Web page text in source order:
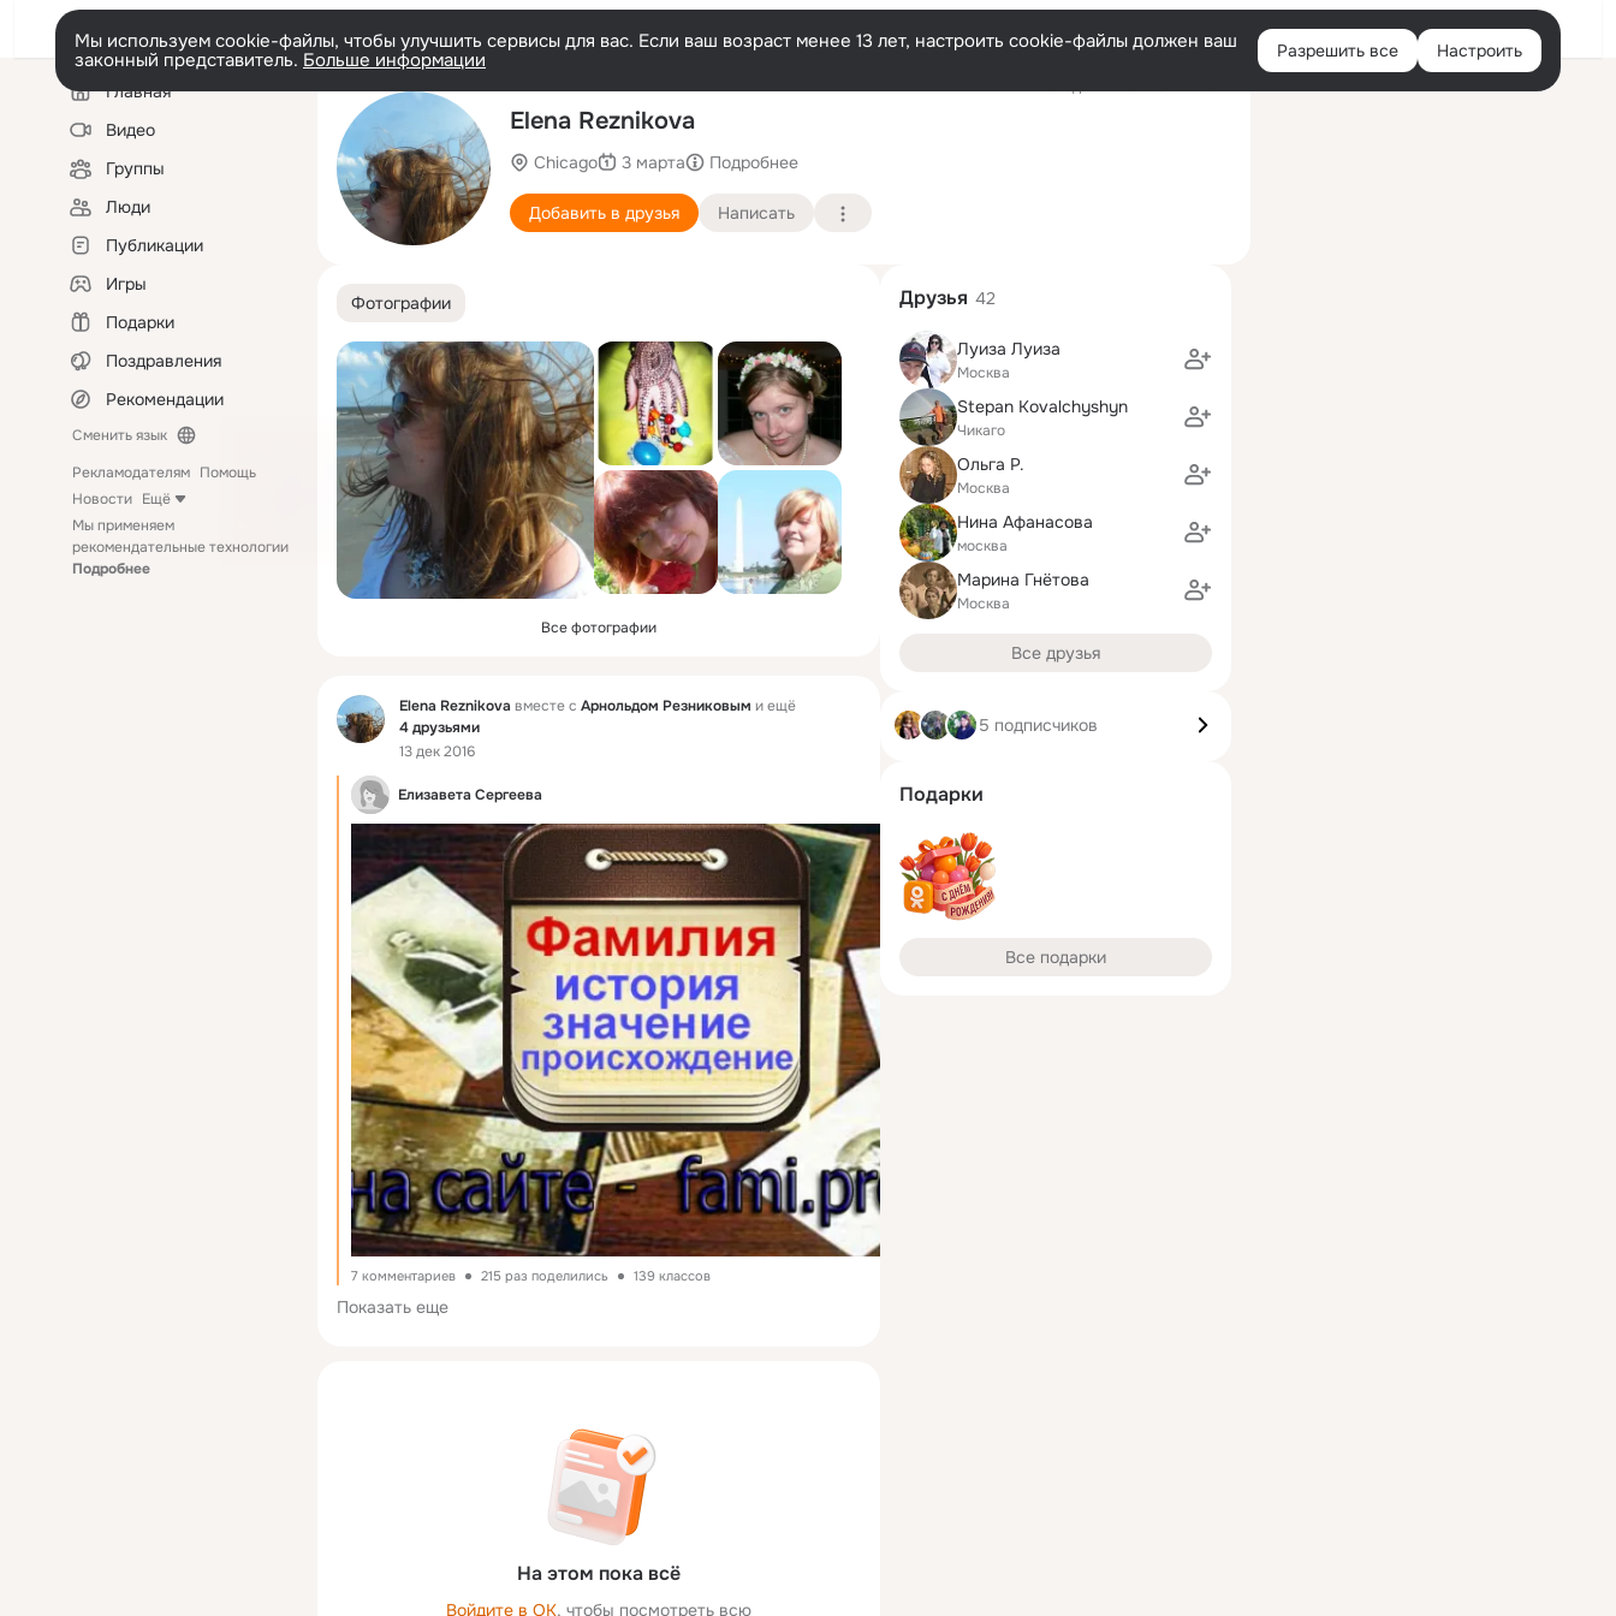
Войти
Мы используем cookie-файлы, чтобы улучшить сервисы для вас. Если ваш возраст менее 13 лет, настроить cookie-файлы должен ваш
законный представитель. Больше информации Разрешить все Настроить
Левая
колонкаГлавная
Видео
Группы
Люди
Публикации
Игры
Подарки
Поздравления
Рекомендации
Сменить язык
Рекламодателям Помощь
Новости Ещё
Мы применяем
рекомендательные технологии
Подробнее
Elena Reznikova
Chicago 3 марта Подробнее
Добавить в друзья Написать
Фотографии
Все фотографии
Фид Elena Reznikova вместе с Арнольдом Резниковым и ещё
4 друзьями
13 дек 2016
Елизавета Сергеева
7 комментариев 215 раз поделились 139 классов
Показать еще
На этом пока всё
Войдите в ОК, чтобы посмотреть всю
Друзья 42
Луиза Луиза
Москва
Stepan Kovalchyshyn
Чикаго
Ольга Р.
Москва
Нина Афанасова
москва
Марина Гнётова
Москва
Все друзья
5 подписчиков
Подарки
Все подарки